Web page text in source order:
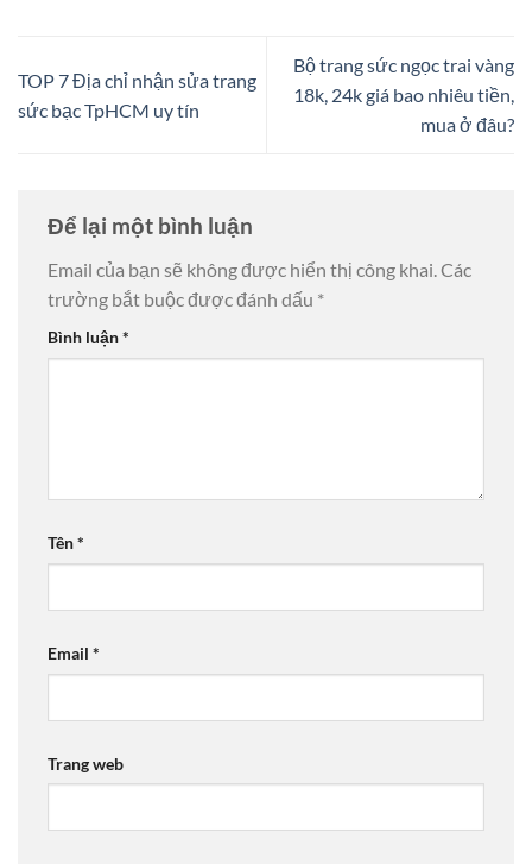
TOP 7 Địa chỉ nhận sửa trang
sức bạc TpHCM uy tín
Bộ trang sức ngọc trai vàng
18k, 24k giá bao nhiêu tiền,
mua ở đâu?
Để lại một bình luận
Email của bạn sẽ không được hiển thị công khai.Các
trường bắt buộc được đánh dấu *
Bình luận*
Tên*
Email *
Trang web